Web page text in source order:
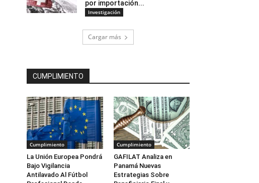
por importación...
Investigación
Cargar más
CUMPLIMIENTO
Cumplimiento
La Unión Europea Pondrá
Bajo Vigilancia
Antilavado Al Fútbol
Cumplimiento
GAFILAT Analiza en
Panamá Nuevas
Estrategias Sobre